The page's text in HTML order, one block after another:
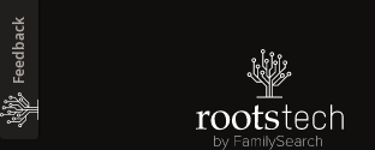
Feedback